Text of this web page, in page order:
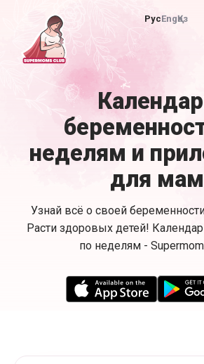
РусEngҚаз
неделям и
для мам
Узнай всё о своей
Расти здоровых детей!
по неделям -